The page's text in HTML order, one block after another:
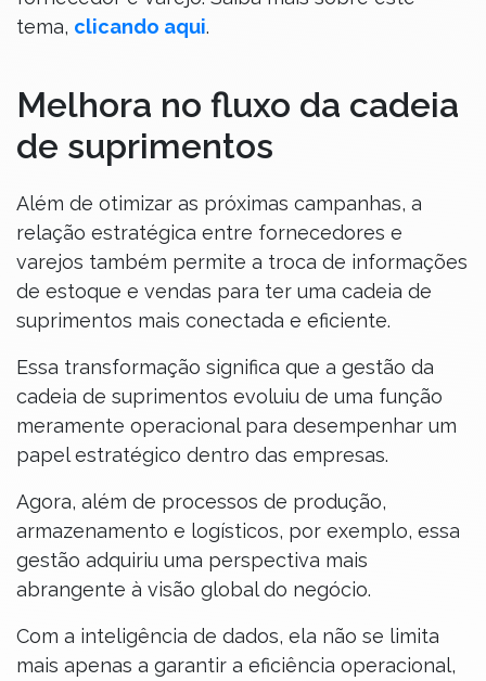
tema, clicando aqui.
Melhora no fluxo da cadeia
de suprimentos
Além de otimizar as próximas campanhas, a
relação estratégica entre fornecedores e
varejos também permite a troca de informações
de estoque e vendas para ter uma cadeia de
suprimentos mais conectada e eficiente.
Essa transformação significa que a gestão da
cadeia de suprimentos evoluiu de uma função
meramente operacional para desempenhar um
papel estratégico dentro das empresas.
Agora, além de processos de produção,
armazenamento e logísticos, por exemplo, essa
gestão adquiriu uma perspectiva mais
abrangente à visão global do negócio.
Com a inteligência de dados, ela não se limita
mais apenas a garantir a eficiência operacional,